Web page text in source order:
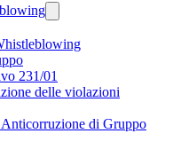
231/01
delle violazioni
di Gruppo